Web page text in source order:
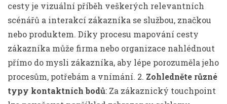
cesty je vizuální příběh veškerých relevantních
scénářů a interakcí zákazníka se službou, značkou
nebo produktem. Díky procesu mapování cesty
zákazníka může firma nebo organizace nahlédnout
přímo do mysli zákazníka, aby lépe porozuměla jeho
procesům, potřebám a vnímání. 2. Zohledněte různé
typy kontaktních bodů: Za zákaznický touchpoint